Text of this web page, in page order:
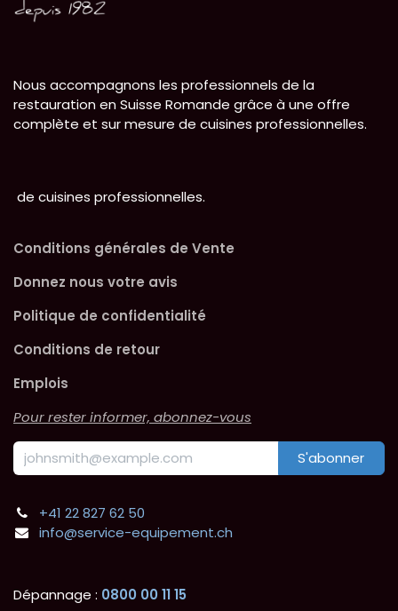
Nous accompagnons les professionnels de la
restauration en Suisse Romande grâce à une offre
complète et sur mesure de cuisines professionnelles.
de cuisines professionnelles.
Conditions générales de Vente
Donnez nous votre avis
Politique de confidentialité
Conditions de retour
Emplois
Pour rester informer, abonnez-vous
S'abonner
+41 22 827 62 50
info@service-equipement.ch
Dépannage : 0800 00 11 15